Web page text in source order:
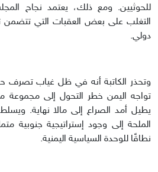
للحوثيين. ومع ذلك، يعتمد نجاح
التغلب على بعض العقبات التي تتضمن
دولي.
وتحذر الكاتبة أنه في ظل غياب تصرف
تواجه اليمن خطر التحول إلى مجموعة
يطيل أمد الصراع إلى مالا نهاية.
الملحة إلى وجود إستراتيجية جنوبية
نطاقًا للوحدة السياسية اليمنية.